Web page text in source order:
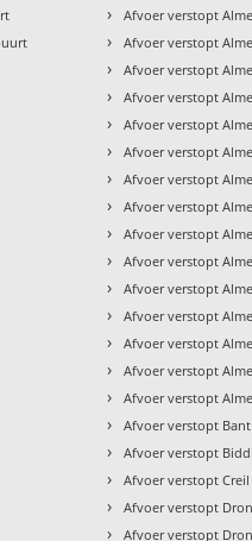
› Afvoer verstopt
› Afvoer verstopt
› Afvoer verstopt
› Afvoer verstopt
› Afvoer verstopt
› Afvoer verstopt
› Afvoer verstopt
› Afvoer verstopt
› Afvoer verstopt
› Afvoer verstopt
› Afvoer verstopt
› Afvoer verstopt
› Afvoer verstopt
› Afvoer verstopt
› Afvoer verstopt
› Afvoer verstopt
› Afvoer verstopt
› Afvoer verstopt Creil
› Afvoer verstopt
› Afvoer verstopt